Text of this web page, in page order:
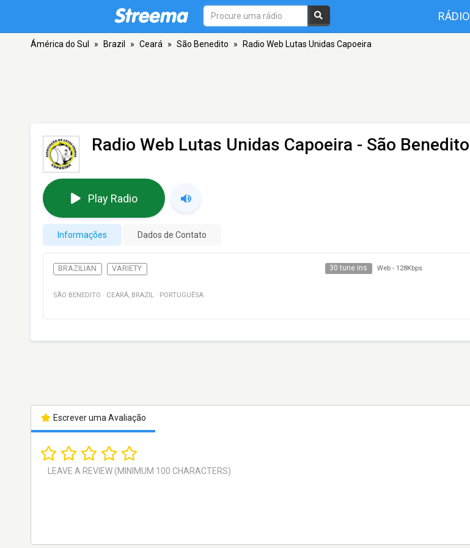
RÁDIO
Ámérica do Sul » Brazil » Ceará » São Benedito » Radio Web Lutas Unidas Capoeira
Radio Web Lutas Unidas Capoeira - São Benedito
Play Radio
Informações Dados de Contato
BRAZILIAN VARIETY 30 tune ins Web - 128Kbps
SÃO BENEDITO · CEARÁ, BRAZIL · PORTUGUÊSA
Escrever uma Avaliação